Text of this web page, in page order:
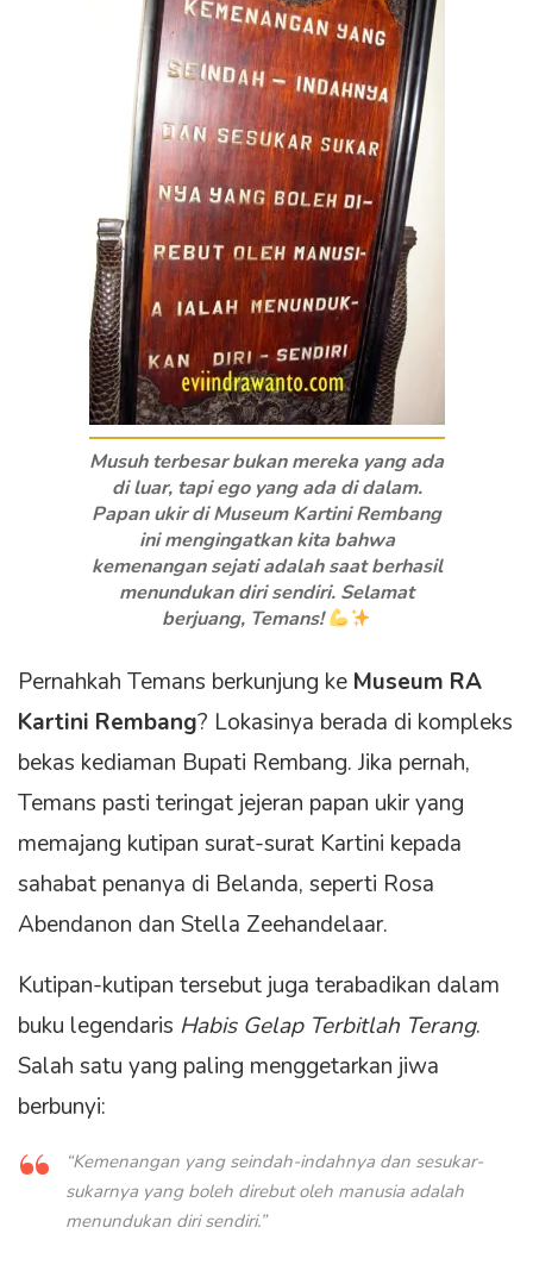
Musuh terbesar bukan mereka yang ada
di luar, tapi ego yang ada di dalam.
Papan ukir di Museum Kartini Rembang
ini mengingatkan kita bahwa
kemenangan sejati adalah saat berhasil
menundukan diri sendiri. Selamat
berjuang, Temans!
Pernahkah Temans berkunjung ke Museum RA
Kartini Rembang? Lokasinya berada di kompleks
bekas kediaman Bupati Rembang. Jika pernah,
Temans pasti teringat jejeran papan ukir yang
memajang kutipan surat-surat Kartini kepada
sahabat penanya di Belanda, seperti Rosa
Abendanon dan Stella Zeehandelaar.
Kutipan-kutipan tersebut juga terabadikan dalam
buku legendaris Habis Gelap Terbitlah Terang.
Salah satu yang paling menggetarkan jiwa
berbunyi:
“Kemenangan yang seindah-indahnya dan sesukar-
sukarnya yang boleh direbut oleh manusia adalah
menundukan diri sendiri.”